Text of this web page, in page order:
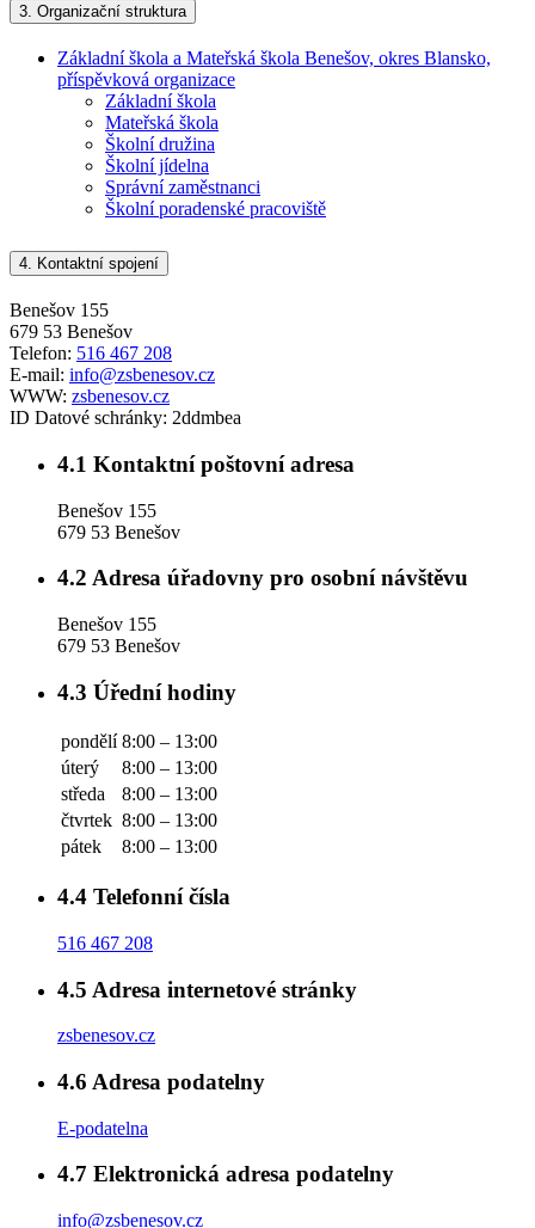
3. Organizační struktura
Základní škola a Mateřská škola Benešov, okres Blansko,
příspěvková organizace
Základní škola
Mateřská škola
Školní družina
Školní jídelna
Správní zaměstnanci
Školní poradenské pracoviště
4. Kontaktní spojení
Benešov 155
679 53 Benešov
Telefon: 516 467 208
E-mail: info@zsbenesov.cz
WWW: zsbenesov.cz
ID Datové schránky: 2ddmbea
4.1 Kontaktní poštovní adresa
Benešov 155
679 53 Benešov
4.2 Adresa úřadovny pro osobní návštěvu
Benešov 155
679 53 Benešov
4.3 Úřední hodiny
pondělí 8:00 – 13:00
úterý
8:00 – 13:00
středa
8:00 – 13:00
čtvrtek 8:00 – 13:00
pátek
8:00 – 13:00
4.4 Telefonní čísla
516 467 208
4.5 Adresa internetové stránky
zsbenesov.cz
4.6 Adresa podatelny
E-podatelna
4.7 Elektronická adresa podatelny
info@zsbenesov.cz